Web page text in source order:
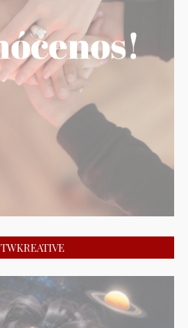
TWKREATIVE